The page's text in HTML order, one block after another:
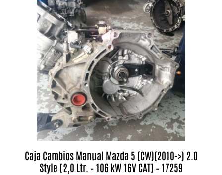
Caja Cambios Manual Mazda 5 (CW)(2010->) 2.0
Style [2,0 Ltr. – 106 kW 16V CAT] – 17259